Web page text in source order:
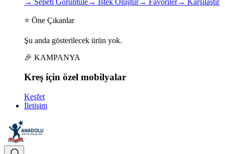
→ Sepeti Görüntüle→ İstek Oluştur→ Favoriler→ Karşılaştır
⭐ Öne Çıkanlar
Şu anda gösterilecek ürün yok.
🎉 KAMPANYA
Kreş için özel mobilyalar
Keşfet
İletişim